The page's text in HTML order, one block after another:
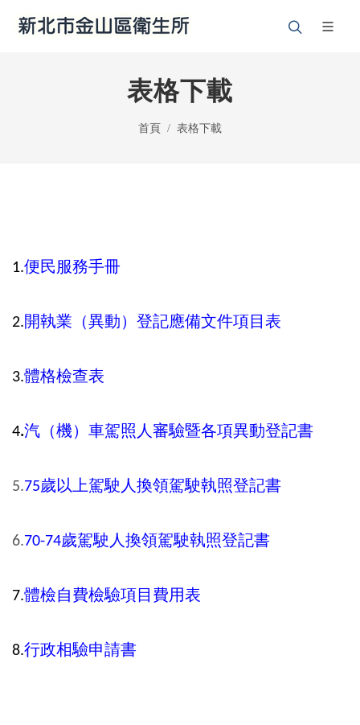
表格下載
首頁 表格下載
1.便民服務手冊
2.開執業（異動）登記應備文件項目表
3.體格檢查表
4.汽（機）車駕照人審驗暨各項異動登記書
5.75歲以上駕駛人換領駕駛執照登記書
6.70-74歲駕駛人換領駕駛執照登記書
7.體檢自費檢驗項目費用表
8.行政相驗申請書